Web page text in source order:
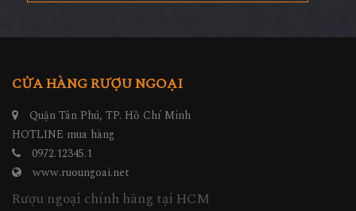
CỬA HÀNG RƯỢU NGOẠI
Quận Tân Phú, TP. Hồ Chí Minh
HOTLINE mua hàng
0972.12345.1
www.ruoungoai.net
Rượu ngoại chính hãng tại HCM